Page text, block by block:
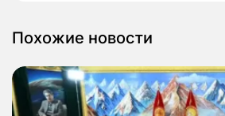
Похожие новости